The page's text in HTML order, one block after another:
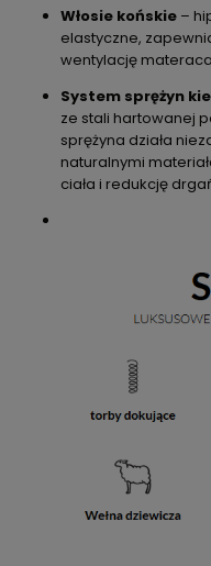
Włosie końskie –
elastyczne,
wentylację
System sprężyn
ze stali hartowanej
sprężyna działa
naturalnymi
ciała i redukcję